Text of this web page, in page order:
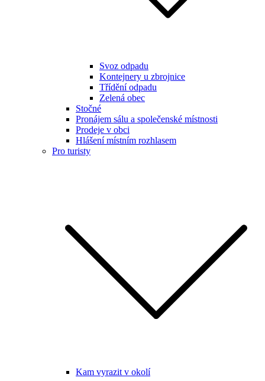
Svoz odpadu
Kontejnery u zbrojnice
Třídění odpadu
Zelená obec
Stočné
Pronájem sálu a společenské místnosti
Prodeje v obci
Hlášení místním rozhlasem
Pro turisty
Kam vyrazit v okolí